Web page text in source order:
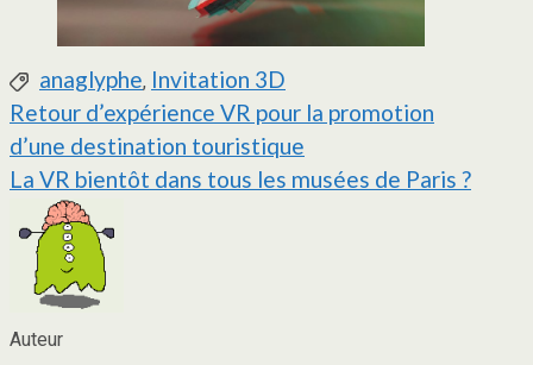
Étiquettes :
anaglyphe, Invitation 3D
Navigation
de
l’article
Retour d’expérience VR pour la promotion
d’une destination touristique
La VR bientôt dans tous les musées de Paris ?
Auteur